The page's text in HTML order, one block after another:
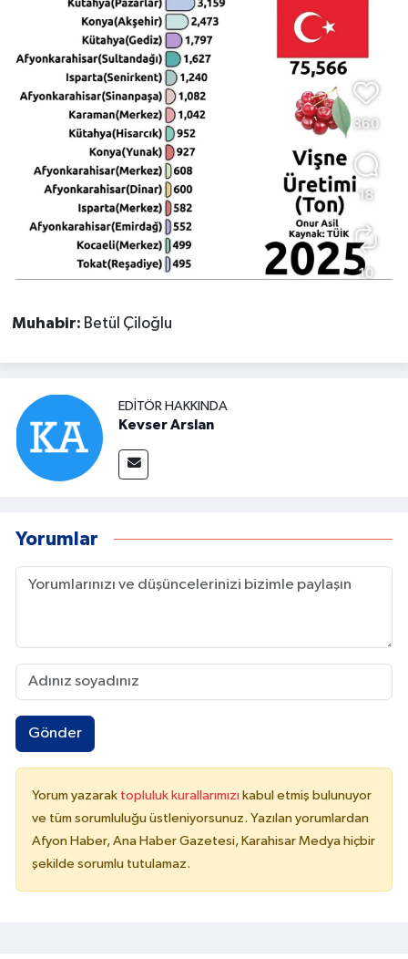
Muhabir: Betül Çiloğlu
EDITÖR HAKKINDA
Kevser Arslan
Yorumlar
Gönder
Yorum yazarak topluluk kurallarımızı kabul etmiş bulunuyor
ve tüm sorumluluğu üstleniyorsunuz. Yazılan yorumlardan
Afyon Haber, Ana Haber Gazetesi, Karahisar Medya hiçbir
şekilde sorumlu tutulamaz.